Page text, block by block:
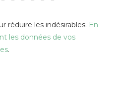
réduire les indésirables. En
les données de vos
.